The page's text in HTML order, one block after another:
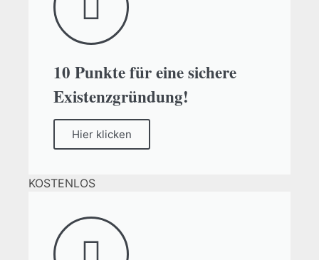
10 Punkte für eine sichere
Existenzgründung!
Hier klicken
KOSTENLOS